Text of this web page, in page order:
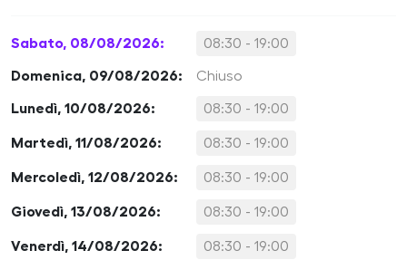
Sabato, 08/08/2026: 08:30 - 19:00
Domenica, 09/08/2026: Chiuso
Lunedì, 10/08/2026: 08:30 - 19:00
Martedì, 11/08/2026: 08:30 - 19:00
Mercoledì, 12/08/2026: 08:30 - 19:00
Giovedì, 13/08/2026: 08:30 - 19:00
Venerdì, 14/08/2026: 08:30 - 19:00